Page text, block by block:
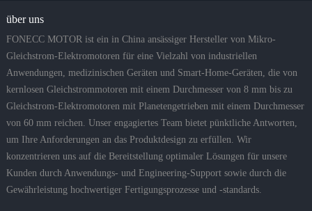
über uns
FONECC MOTOR ist ein in China ansässiger Hersteller von Mikro-
Gleichstrom-Elektromotoren für eine Vielzahl von industriellen
Anwendungen, medizinischen Geräten und Smart-Home-Geräten, die von
kernlosen Gleichstrommotoren mit einem Durchmesser von 8 mm bis zu
Gleichstrom-Elektromotoren mit Planetengetrieben mit einem Durchmesser
von 60 mm reichen. Unser engagiertes Team bietet pünktliche Antworten,
um Ihre Anforderungen an das Produktdesign zu erfüllen. Wir
konzentrieren uns auf die Bereitstellung optimaler Lösungen für unsere
Kunden durch Anwendungs- und Engineering-Support sowie durch die
Gewährleistung hochwertiger Fertigungsprozesse und -standards.